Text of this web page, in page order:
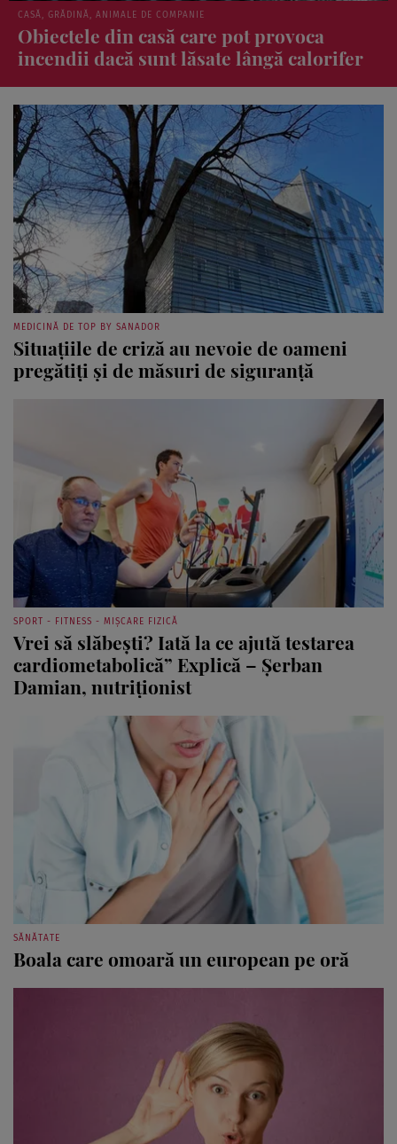
ȘTIRI
Amețeala de dimineață: un simptom
banal sau un semnal de alarmă pentru
MEDICINĂ DE TOP BY SANADOR
Situaţiile de criză au nevoie de oameni
SPORT - FITNESS - MIȘCARE FIZICĂ
Vrei să slăbeşti? Iată la ce ajută testarea
cardiometabolică” Explică – Şerban
SĂNĂTATE